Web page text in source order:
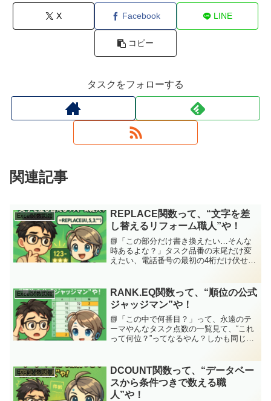
X Facebook LINE
コピー
タスクをフォローする
関連記事
Excel関数図鑑
REPLACE関数って、“文字を差
し替えるリフォーム職人”や！
📗「この部分だけ書き換えたい…そんな
時あるよな？」タスク品番の末尾だけ変
えたい、電話番号の最初の4桁だけ伏せた
はメンドいし、部分だけ変えられたら…
ジッピー(Chat...
Excel関数図鑑
RANK.EQ関数って、“順位の公式
ジャッジマン”や！
📗「この中で何番目？」って、永遠のテ
ーマやんなタスク点数の一覧見て、“これ
って何位？”ってなるやん？しかも同じ点
『この人、◯位なんです！』って即答せ
なアカンし💧ジッピー(...
Excel関数図鑑
DCOUNT関数って、“データベー
スから条件つきで数える職
人”や！